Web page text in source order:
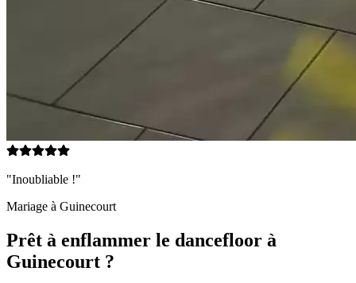
"Inoubliable !"
Mariage à Guinecourt
Prêt à enflammer le dancefloor à
Guinecourt ?